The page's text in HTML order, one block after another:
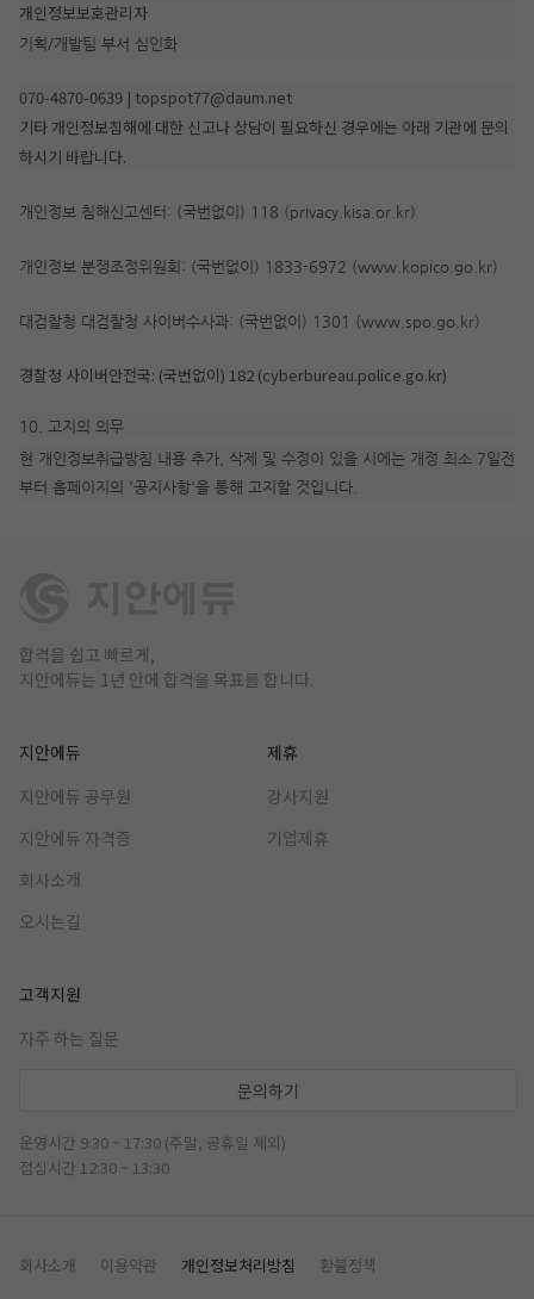
개인정보보호관리자
기획/개발팀 부서 심인화
070-4870-0639 | topspot77@daum.net
기타 개인정보침해에 대한 신고나 상담이 필요하신 경우에는 아래 기관에 문의
하시기 바랍니다.
개인정보 침해신고센터: (국번없이) 118 (privacy.kisa.or.kr)
개인정보 분쟁조정위원회: (국번없이) 1833-6972 (www.kopico.go.kr)
대검찰청 대검찰청 사이버수사과: (국번없이) 1301 (www.spo.go.kr)
경찰청 사이버안전국: (국번없이) 182 (cyberbureau.police.go.kr)
10. 고지의 의무
현 개인정보취급방침 내용 추가, 삭제 및 수정이 있을 시에는 개정 최소 7일전
부터 홈페이지의 '공지사항'을 통해 고지할 것입니다.
합격을 쉽고 빠르게,
지안에듀는 1년 안에 합격을 목표를 합니다.
지안에듀
지안에듀 공무원
지안에듀 자격증
회사소개
오시는길
제휴
강사지원
기업제휴
고객지원
자주 하는 질문
문의하기
운영시간 9:30 ~ 17:30 (주말, 공휴일 제외)
점심시간 12:30 ~ 13:30
회사소개 이용약관 개인정보처리방침
환불정책